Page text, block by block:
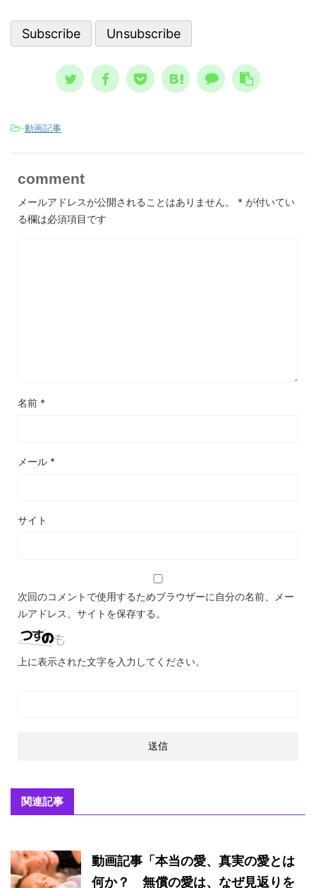
自
自分
なりません。 一般的に広まっている
ノウハウ ...
-動画記事
comment
メールアドレスが公開されることはありません。 * が付いてい
る欄は必須項目です
名前 *
メール *
サイト
次回のコメントで使用するためブラウザーに自分の名前、メー
ルアドレス、サイトを保存する。
上に表示された文字を入力してください。
関連記事
動画記事「本当の愛、真実の愛とは
何か？ 無償の愛は、なぜ見返りを